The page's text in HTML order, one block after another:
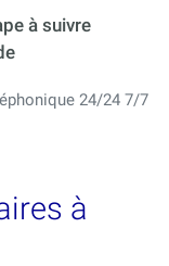
à suivre
24/24 7/7
à